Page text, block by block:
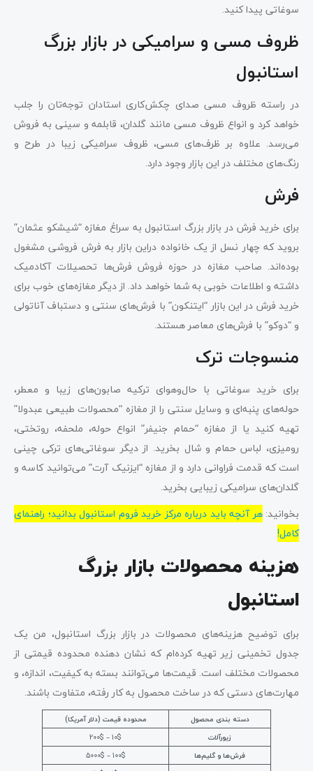
سوغاتی پیدا کنید.
ظروف مسی و سرامیکی در بازار بزرگ
استانبول
در راسته ظروف مسی صدای چکش‌کاری استادان توجه‌تان را جلب
خواهد کرد و انواع ظروف مسی مانند گلدان، قابلمه و سینی به فروش
می‌رسد. علاوه بر ظرف‌های مسی، ظروف سرامیکی زیبا در طرح و
رنگ‌های مختلف در این بازار وجود دارد.
فرش
برای خرید فرش در بازار بزرگ استانبول به سراغ مغازه “شیشکو عثمان”
بروید که چهار نسل از یک خانواده دراین بازار به فرش فروشی مشغول
بوده‌اند. صاحب مغازه در حوزه فروش فرش‌ها تحصیلات آکادمیک
داشته و اطلاعات خوبی به شما خواهد داد. از دیگر مغازه‌های خوب برای
خرید فرش در این بازار “ایتنکون” با فرش‌های سنتی و دستباف آناتولی
و “دوکو” با فرش‌های معاصر هستند.
منسوجات ترک
برای خرید سوغاتی با حال‌و‌هوای ترکیه صابون‌های زیبا و معطر،
حوله‌های پنبه‌ای و وسایل سنتی را از مغازه “محصولات طبیعی عبدولا”
تهیه کنید یا از مغازه “حمام جنیفر” انواع حوله، ملحفه، روتختی،
رومیزی، لباس حمام و شال بخرید. از دیگر سوغاتی‌های ترکی چینی
است که قدمت فراوانی دارد و از مغازه “ایزنیک آرت” می‌توانید کاسه و
گلدان‌های سرامیکی زیبایی بخرید.
بخوانید:هر آنچه باید درباره مرکز خرید فروم استانبول بدانید؛ راهنمای
کامل!
هزینه محصولات بازار بزرگ
استانبول
برای توضیح هزینه‌های محصولات در بازار بزرگ استانبول، من یک
جدول تخمینی زیر تهیه کرده‌ام که نشان دهنده محدوده قیمتی از
محصولات مختلف است. قیمت‌ها می‌توانند بسته به کیفیت، اندازه، و
مهارت‌های دستی که در ساخت محصول به کار رفته، متفاوت باشند.
دسته بندی محصول
محدوده قیمت (دلار آمریکا)
زیورآلات
10$ – 200$
فرش‌ها و گلیم‌ها
100$ – 5000$